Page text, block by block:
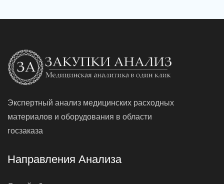
Экспертный анализ медицинских расходных
материалов и оборудования в области
госзаказа
Направления Анализа